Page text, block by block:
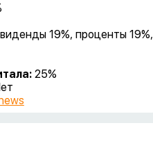
19%, проценты 19%,
25%